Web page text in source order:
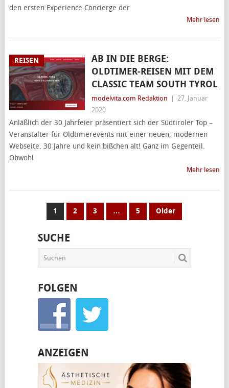
den ersten Experience Concierge der
Mehr lesen
REISEN
AB IN DIE BERGE:
OLDTIMER-REISEN MIT DEM
CLASSIC TEAM SOUTH TYROL
modelvita.com Redaktion
27. Januar
2020
Anläßlich der 30 Jahrfeier präsentiert sich der Südtiroler Top –
Veranstalter für Oldtimerevents mit einer neuen, modernen
Webseite. 30 Jahre und kein bißchen alt! Ganz im Gegenteil.
Obwohl
Mehr lesen
SEITENNUMMERIERUNG
BEITRÄGE
1 2 3 … 5 Older
SUCHE
FOLGEN
ANZEIGEN